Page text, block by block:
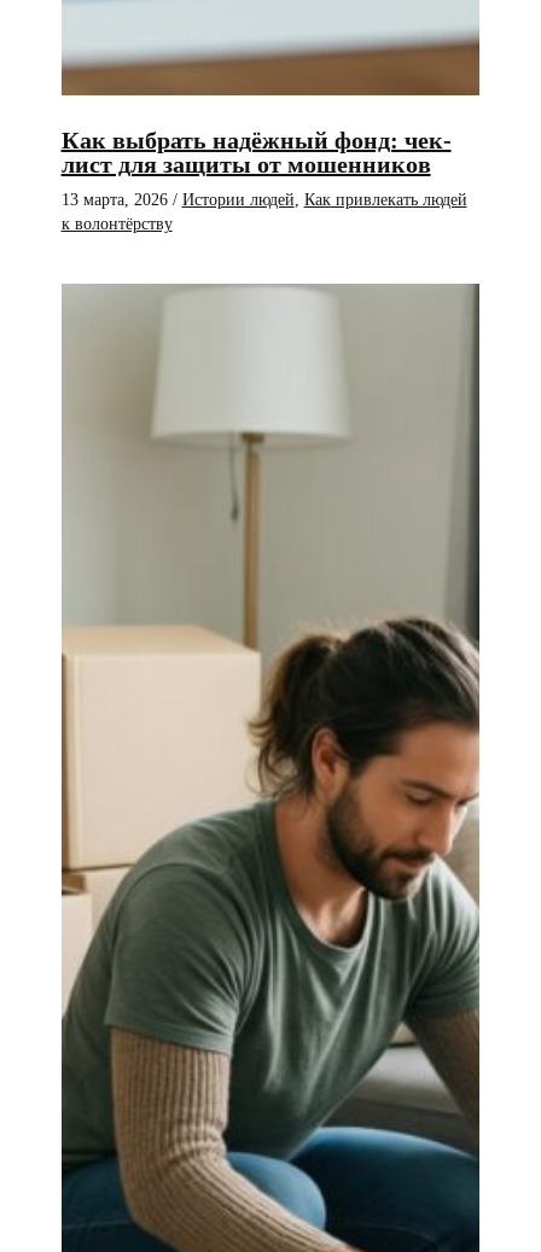
Как выбрать надёжный фонд: чек-
лист для защиты от мошенников
13 марта, 2026 / Истории людей, Как привлекать людей
к волонтёрству